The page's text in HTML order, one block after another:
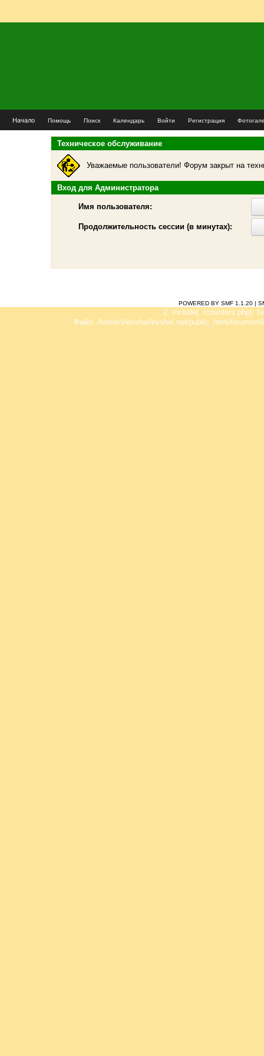
Начало Помощь Поиск Календарь Войти Регистрация
Техническое обслуживание
Уважаемые пользователи! Форум закрыт на
Вход для Администратора
Имя пользователя:
Продолжительность сессии (в минутах):
POWERED BY SMF 1.1.20 |
2: include(../counters.php):
Файл: /home/l/levsha/levshei.net/public_html/